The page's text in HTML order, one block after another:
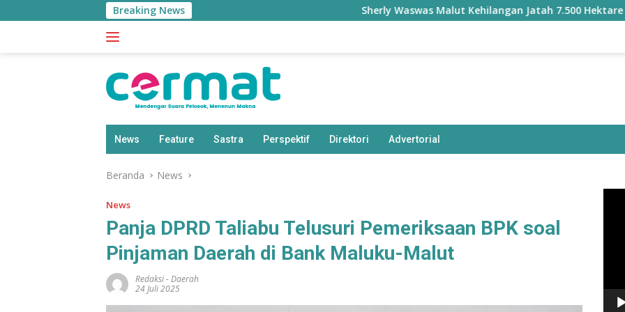
ke
Breaking News Sherly Waswas Malut Kehilangan Jatah 7.500 Hektare
News Feature Sastra Perspektif Direktori Advertorial
Beranda News
News
Panja DPRD Taliabu Telusuri Pemeriksaan BPK soal
Pinjaman Daerah di Bank Maluku-Malut
Redaksi-Daerah
24 Juli 2025